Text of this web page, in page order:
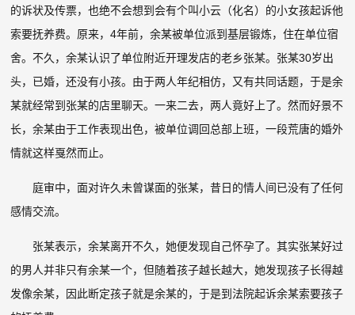
的诉状及传票，也绝不会想到会有个叫小云（化名）的小女孩起诉他
索要抚养费。原来，4年前，余某被单位派到基层锻炼，住在单位宿
舍。不久，余某认识了单位附近开理发店的老乡张某。张某30岁出
头，已婚，还没有小孩。由于两人年纪相仿，又有共同话题，于是余
某就经常到张某的店里聊天。一来二去，两人竟好上了。然而好景不
长，余某由于工作表现出色，被单位调回总部上班，一段荒唐的婚外
情就这样戛然而止。
庭审中，面对许久未曾谋面的张某，昔日的情人间已没有了任何
感情交流。
张某表示，余某离开不久，她便发现自己怀孕了。其实张某好过
的男人并非只有余某一个，但随着孩子越长越大，她发现孩子长得越
发像余某，因此断定孩子就是余某的，于是到法院起诉余某索要孩子